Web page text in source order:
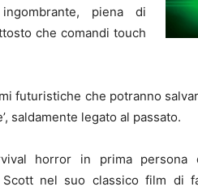
piena di
che comandi touch
futuristiche che potranno
saldamente legato al passato.
horror in prima
nel suo classico film di